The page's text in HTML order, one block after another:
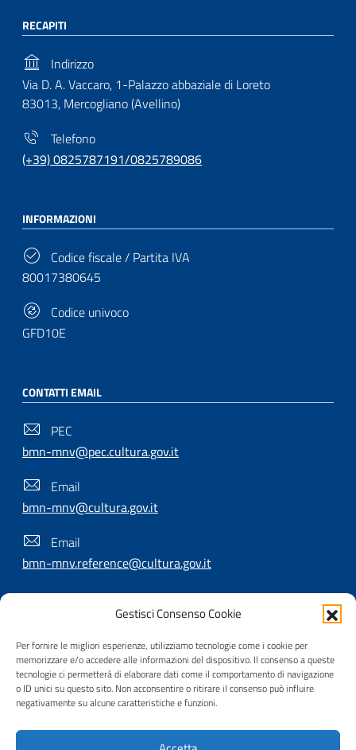
Gestisci Consenso Cookie
Per fornire le migliori esperienze, utilizziamo tecnologie come i cookie per
memorizzare e/o accedere alle informazioni del dispositivo. Il consenso a queste
tecnologie ci permetterà di elaborare dati come il comportamento di navigazione
o ID unici su questo sito. Non acconsentire o ritirare il consenso può influire
negativamente su alcune caratteristiche e funzioni.
RECAPITI
Indirizzo
Via D. A. Vaccaro, 1-Palazzo abbaziale di Loreto
83013, Mercogliano (Avellino)
Telefono
(+39) 0825787191/0825789086
INFORMAZIONI
Codice fiscale / Partita IVA
80017380645
Codice univoco
GFD10E
CONTATTI EMAIL
PEC
bmn-mnv@pec.cultura.gov.it
Email
bmn-mnv@cultura.gov.it
Email
bmn-mnv.reference@cultura.gov.it
Useful Links Section
Privacy | Cookie policy | Contatti |
accessibilità | Crediti | Nota di copyright | Realizzato da